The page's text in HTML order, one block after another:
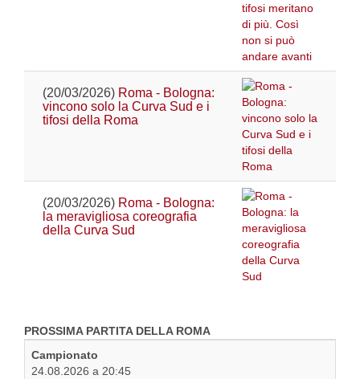
(20/03/2026) Roma - Bologna:
vincono solo la Curva Sud e i
tifosi della Roma
(20/03/2026) Roma - Bologna:
la meravigliosa coreografia
della Curva Sud
PROSSIMA PARTITA DELLA ROMA
Campionato
24.08.2026 a 20:45